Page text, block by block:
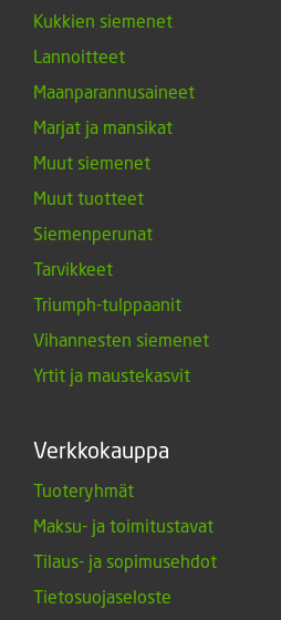
Kukkien siemenet
Lannoitteet
Maanparannusaineet
Marjat ja mansikat
Muut siemenet
Muut tuotteet
Siemenperunat
Tarvikkeet
Triumph-tulppaanit
Vihannesten siemenet
Yrtit ja maustekasvit
Verkkokauppa
Tuoteryhmät
Maksu- ja toimitustavat
Tilaus- ja sopimusehdot
Tietosuojaseloste